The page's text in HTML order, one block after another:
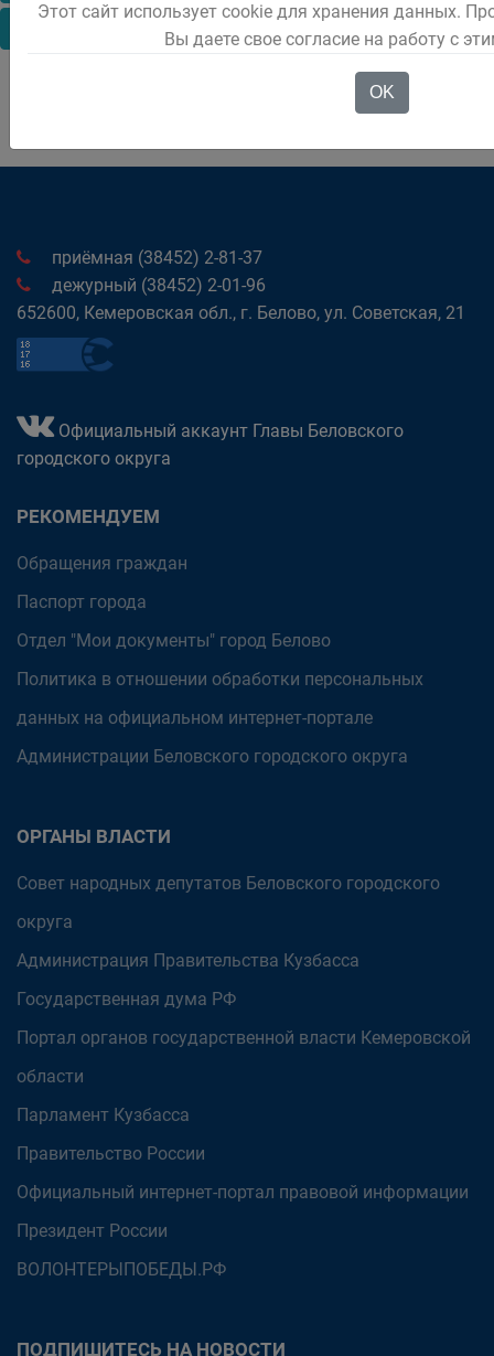
Декабрь
приёмная (38452) 2-81-37
дежурный (38452) 2-01-96
652600, Кемеровская обл., г. Белово, ул. Советская, 21
Официальный аккаунт Главы Беловского
городского округа
РЕКОМЕНДУЕМ
Обращения граждан
Паспорт города
Отдел "Мои документы" город Белово
Политика в отношении обработки персональных
данных на официальном интернет-портале
Администрации Беловского городского округа
ОРГАНЫ ВЛАСТИ
Совет народных депутатов Беловского городского
округа
Администрация Правительства Кузбасса
Государственная дума РФ
Портал органов государственной власти Кемеровской
области
Парламент Кузбасса
Правительство России
Официальный интернет-портал правовой информации
Президент России
ВОЛОНТЕРЫПОБЕДЫ.РФ
ПОДПИШИТЕСЬ НА НОВОСТИ
Этот сайт использует cookie для хранения данных.
Вы даете свое согласие на работу с
OK